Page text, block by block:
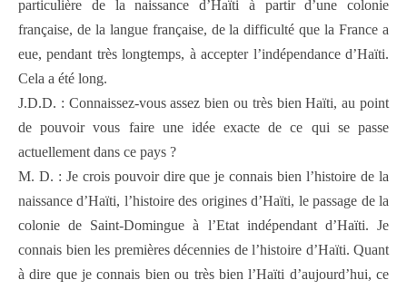
particulière de la naissance d’Haïti à partir d’une colonie
française, de la langue française, de la difficulté que la France a
eue, pendant très longtemps, à accepter l’indépendance d’Haïti.
Cela a été long.
J.D.D. : Connaissez-vous assez bien ou très bien Haïti, au point
de pouvoir vous faire une idée exacte de ce qui se passe
actuellement dans ce pays ?
M. D. : Je crois pouvoir dire que je connais bien l’histoire de la
naissance d’Haïti, l’histoire des origines d’Haïti, le passage de la
colonie de Saint-Domingue à l’Etat indépendant d’Haïti. Je
connais bien les premières décennies de l’histoire d’Haïti. Quant
à dire que je connais bien ou très bien l’Haïti d’aujourd’hui, ce